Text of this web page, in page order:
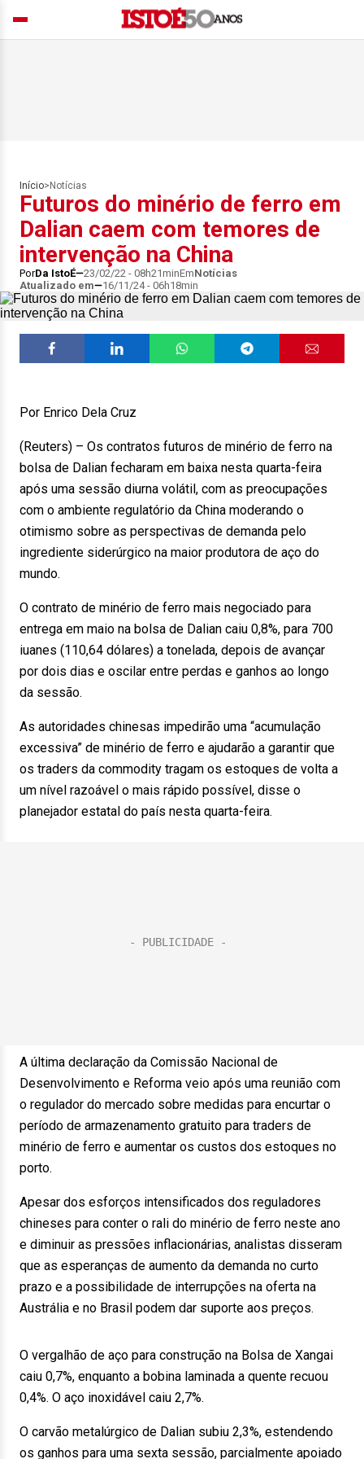
Início> Notícias
Futuros do minério de ferro em
Dalian caem com temores de
intervenção na China
PorDa IstoÉ 23/02/22 - 08h21minEmNotícias
Atualizado em
16/11/24 - 06h18min
Por Enrico Dela Cruz
(Reuters) – Os contratos futuros de minério de ferro na
bolsa de Dalian fecharam em baixa nesta quarta-feira
após uma sessão diurna volátil, com as preocupações
com o ambiente regulatório da China moderando o
otimismo sobre as perspectivas de demanda pelo
ingrediente siderúrgico na maior produtora de aço do
mundo.
O contrato de minério de ferro mais negociado para
entrega em maio na bolsa de Dalian caiu 0,8%, para 700
iuanes (110,64 dólares) a tonelada, depois de avançar
por dois dias e oscilar entre perdas e ganhos ao longo
da sessão.
As autoridades chinesas impedirão uma “acumulação
excessiva” de minério de ferro e ajudarão a garantir que
os traders da commodity tragam os estoques de volta a
um nível razoável o mais rápido possível, disse o
planejador estatal do país nesta quarta-feira.
A última declaração da Comissão Nacional de
Desenvolvimento e Reforma veio após uma reunião com
o regulador do mercado sobre medidas para encurtar o
período de armazenamento gratuito para traders de
minério de ferro e aumentar os custos dos estoques no
porto.
Apesar dos esforços intensificados dos reguladores
chineses para conter o rali do minério de ferro neste ano
e diminuir as pressões inflacionárias, analistas disseram
que as esperanças de aumento da demanda no curto
prazo e a possibilidade de interrupções na oferta na
Austrália e no Brasil podem dar suporte aos preços.
O vergalhão de aço para construção na Bolsa de Xangai
caiu 0,7%, enquanto a bobina laminada a quente recuou
0,4%. O aço inoxidável caiu 2,7%.
O carvão metalúrgico de Dalian subiu 2,3%, estendendo
os ganhos para uma sexta sessão, parcialmente apoiado